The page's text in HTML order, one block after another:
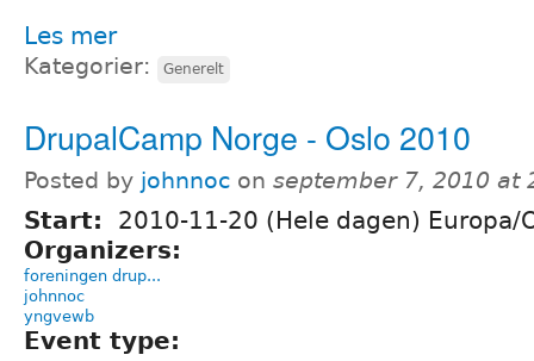
Les mer
Kategorier: Generelt
DrupalCamp Norge - Oslo 2010
Posted by johnnoc on september 7, 2010 at
Start:
2010-11-20 (Hele dagen) Europa/
Organizers:
foreningen drup...
johnnoc
yngvewb
Event type: